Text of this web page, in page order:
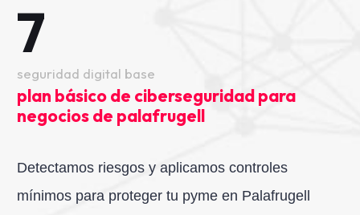
7
seguridad digital base
plan básico de ciberseguridad para
negocios de palafrugell
Detectamos riesgos y aplicamos controles
mínimos para proteger tu pyme en Palafrugell